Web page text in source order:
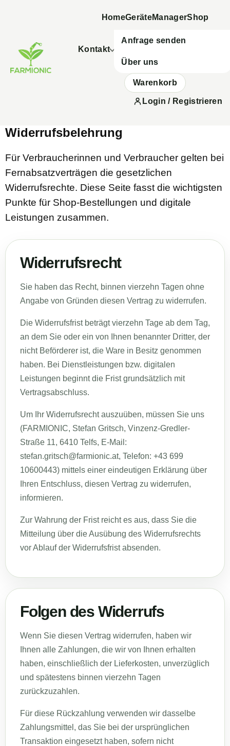
HomeGeräteManagerShop
Kontakt
Anfrage senden
Über uns
Warenkorb
Login / Registrieren
Widerrufsbelehrung
Für Verbraucherinnen und Verbraucher gelten bei
Fernabsatzverträgen die gesetzlichen
Widerrufsrechte. Diese Seite fasst die wichtigsten
Punkte für Shop-Bestellungen und digitale
Leistungen zusammen.
Widerrufsrecht
Sie haben das Recht, binnen vierzehn Tagen ohne
Angabe von Gründen diesen Vertrag zu widerrufen.
Die Widerrufsfrist beträgt vierzehn Tage ab dem Tag,
an dem Sie oder ein von Ihnen benannter Dritter, der
nicht Beförderer ist, die Ware in Besitz genommen
haben. Bei Dienstleistungen bzw. digitalen
Leistungen beginnt die Frist grundsätzlich mit
Vertragsabschluss.
Um Ihr Widerrufsrecht auszuüben, müssen Sie uns
(FARMIONIC, Stefan Gritsch, Vinzenz-Gredler-
Straße 11, 6410 Telfs, E-Mail:
stefan.gritsch@farmionic.at, Telefon: +43 699
10600443) mittels einer eindeutigen Erklärung über
Ihren Entschluss, diesen Vertrag zu widerrufen,
informieren.
Zur Wahrung der Frist reicht es aus, dass Sie die
Mitteilung über die Ausübung des Widerrufsrechts
vor Ablauf der Widerrufsfrist absenden.
Folgen des Widerrufs
Wenn Sie diesen Vertrag widerrufen, haben wir
Ihnen alle Zahlungen, die wir von Ihnen erhalten
haben, einschließlich der Lieferkosten, unverzüglich
und spätestens binnen vierzehn Tagen
zurückzuzahlen.
Für diese Rückzahlung verwenden wir dasselbe
Zahlungsmittel, das Sie bei der ursprünglichen
Transaktion eingesetzt haben, sofern nicht